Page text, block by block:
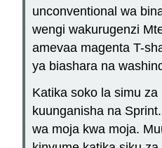
unconventional wa
wengi wakurugenzi
amevaa magenta T-
ya biashara na
Katika soko la simu
kuunganisha na
wa moja kwa moja.